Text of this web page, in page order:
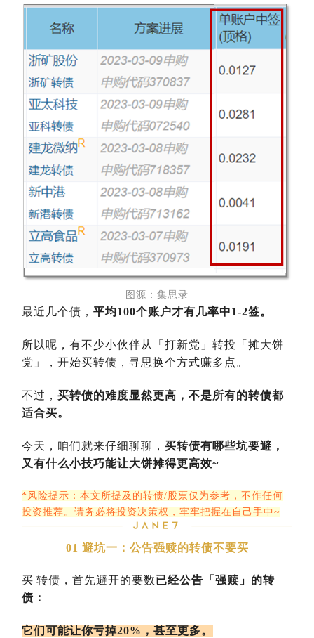
图源：集思录
最近几个债， 平均100个账户才有几率中1-2签。
所以呢，有不少小伙伴从「打新党」转投「摊大饼
党」，开始买转债，寻思换个方式赚多点。
不过， 买转债的难度显然更高，不是所有的转债都
适合买。
今天，咱们就来仔细聊聊， 买转债有哪些坑要避，
又有什么小技巧能让大饼摊得更高效~
*风险提示：本文所提及的转债/股票仅为参考，不作任何
投资推荐。请务必将投资决策权，牢牢把握在自己手中~
01 避坑一：公告强赎的转债不要买
买 转债，首先避开的要数已经公告「强赎」的转
债：
它们可能让你亏掉20%，甚至更多。